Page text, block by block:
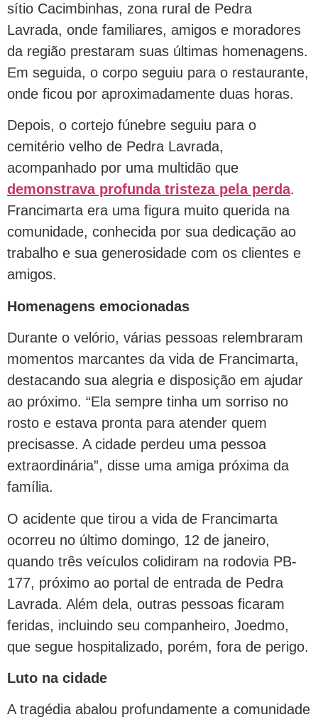
sítio Cacimbinhas, zona rural de Pedra
Lavrada, onde familiares, amigos e moradores
da região prestaram suas últimas homenagens.
Em seguida, o corpo seguiu para o restaurante,
onde ficou por aproximadamente duas horas.
Depois, o cortejo fúnebre seguiu para o
cemitério velho de Pedra Lavrada,
acompanhado por uma multidão que
demonstrava profunda tristeza pela perda.
Francimarta era uma figura muito querida na
comunidade, conhecida por sua dedicação ao
trabalho e sua generosidade com os clientes e
amigos.
Homenagens emocionadas
Durante o velório, várias pessoas relembraram
momentos marcantes da vida de Francimarta,
destacando sua alegria e disposição em ajudar
ao próximo. “Ela sempre tinha um sorriso no
rosto e estava pronta para atender quem
precisasse. A cidade perdeu uma pessoa
extraordinária”, disse uma amiga próxima da
família.
O acidente que tirou a vida de Francimarta
ocorreu no último domingo, 12 de janeiro,
quando três veículos colidiram na rodovia PB-
177, próximo ao portal de entrada de Pedra
Lavrada. Além dela, outras pessoas ficaram
feridas, incluindo seu companheiro, Joedmo,
que segue hospitalizado, porém, fora de perigo.
Luto na cidade
A tragédia abalou profundamente a comunidade